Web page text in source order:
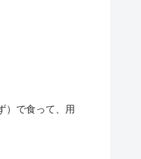
）で食って、用